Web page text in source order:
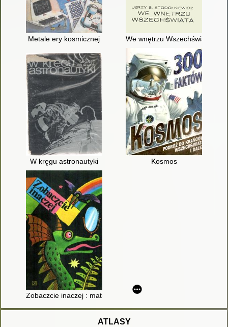
Metale ery kosmicznej We wnętrzu Wszechświata
W kręgu astronautyki Kosmos
Zobaczcie inaczej : matematyka, fizyka i astronomia
ATLASY